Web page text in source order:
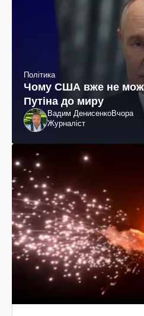
Політика
Чому США вже не
Путіна до миру
Вадим ДенисенкоВчора
Журналіст